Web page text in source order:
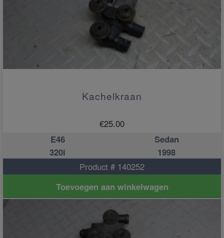
Kachelkraan
€25.00
E46
Sedan
320i
1998
Product # 140252
Toevoegen aan winkelwagen